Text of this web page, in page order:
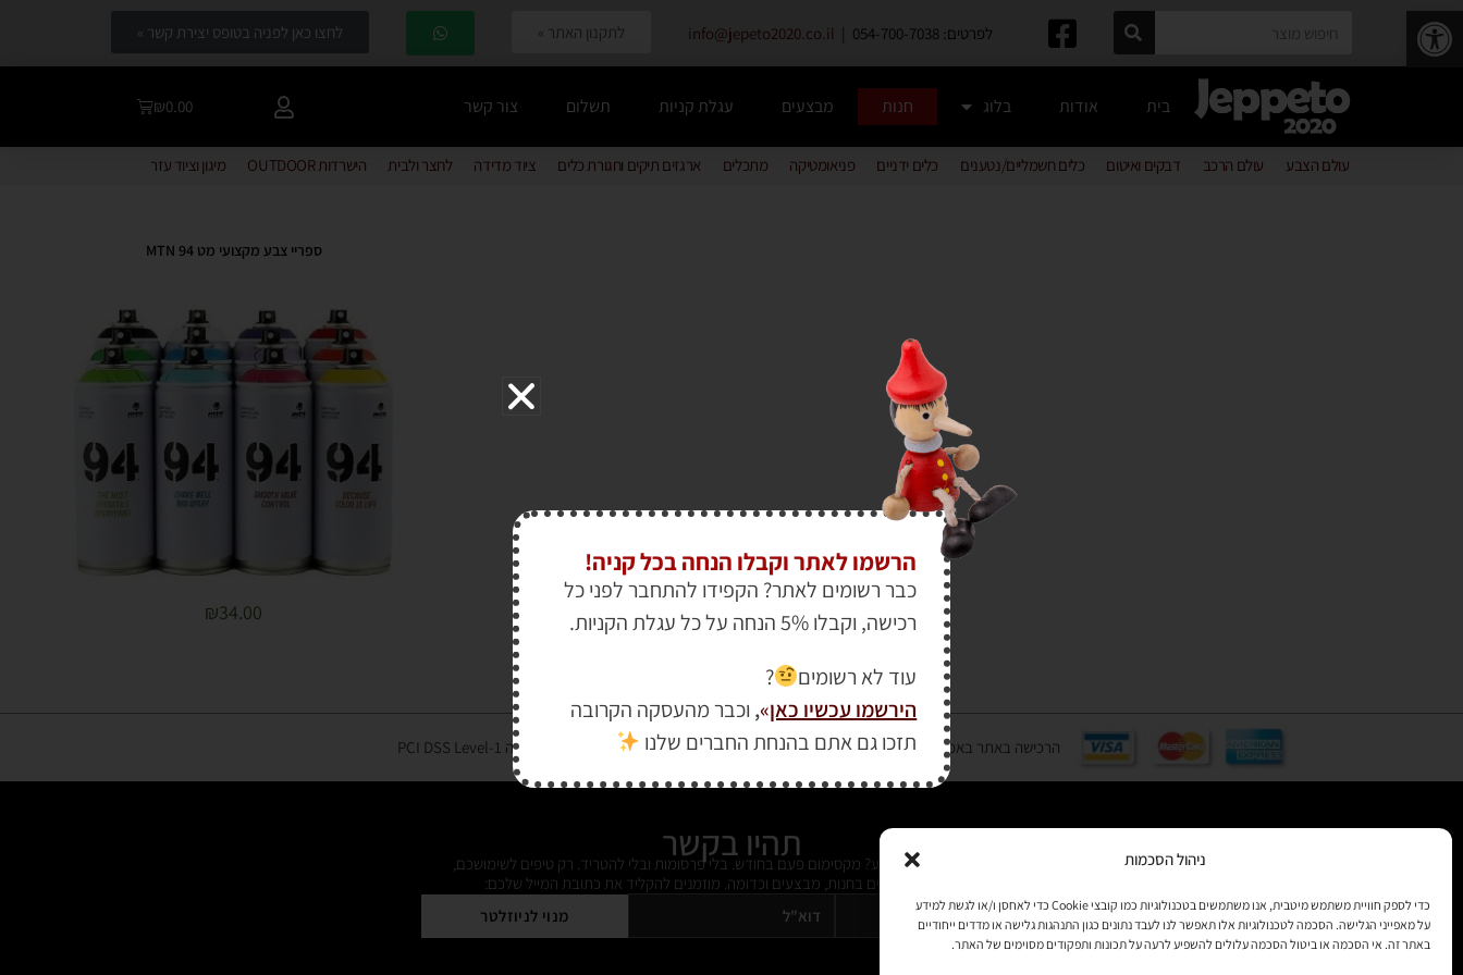
פתח סרגל נגישות
ניהול הסכמות
כדי לספק חוויית משתמש מיטבית, אנו משתמשים בטכנולוגיות כמו קובצי Cookie כדי לאחסן ו/או לגשת למידע
על מאפייני הגלישה. הסכמה לטכנולוגיות אלו תאפשר לנו לעבד נתונים כגון התנהגות גלישה או מדדים ייחודיים
באתר זה. אי הסכמה או ביטול הסכמה עלולים להשפיע לרעה על תכונות ותפקודים מסוימים של האתר.
לפרטים: 054-700-7038 | info@jepeto2020.co.il לתקנון האתר » לחצו כאן לפניה בטופס יצירת קשר »
בית אודות בלוג חנות מבצעים עגלת קניות תשלום צור קשר ₪0.00
עולם הצבע עולם הרכב דבקים ואיטום כלים חשמליים/נטענים כלים ידניים פניאומטיקה מתכלים ארגזים תיקים וחגורת כלים ציוד מדידה לחצר ולבית הישרדות OUTDOOR מיגון וציוד עזר
ספריי צבע מקצועי מט MTN 94
₪34.00
הרכישה באתר באמצעות כרטיס אשראי מאובטחת במפתח הצפנה EV SSL והעומד בתקן אבטחה PCI DSS Level-1
תהיו בקשר
רוצים לקבל מידי פעם מידע? מקסימום פעם בחודש. בלי פרסומות ובלי להטריד. רק טיפים לשימושכם,
מידע על דברים חדשים בחנות, מבצעים וכדומה. מוזמנים להקליד את כתובת המייל שלכם:
מנוי לניוזלטר
הרשמו לאתר וקבלו הנחה בכל קניה!
כבר רשומים לאתר? הקפידו להתחבר לפני כל
רכישה, וקבלו 5% הנחה על כל עגלת הקניות.
עוד לא רשומים
?
הירשמו עכשיו כאן»
, וכבר מהעסקה הקרובה
תזכו גם אתם בהנחת החברים שלנו